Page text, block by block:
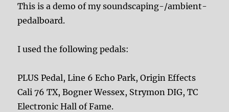
This is a demo of my soundscaping-/ambient-
pedalboard.
I used the following pedals:
PLUS Pedal, Line 6 Echo Park, Origin Effects
Cali 76 TX, Bogner Wessex, Strymon DIG, TC
Electronic Hall of Fame.